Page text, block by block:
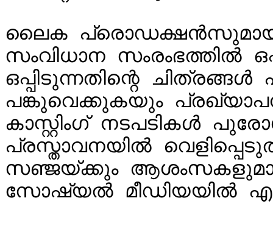
ലൈക
സംവിധാന സംരംഭത്തിൽ
ഒപ്പിടുന്നതിന്റെ
പങ്കുവെക്കുകയും
കാസ്റ്റിംഗ് നടപടികൾ
പ്രസ്താവനയിൽ
സഞ്ജയ്‌ക്കും ആശംസകളുമായി വിജയ്‌യുടെ ആരാധകർ
സോഷ്യൽ മീഡിയയിൽ